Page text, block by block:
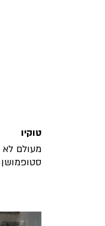
טוקיו
מעולם לא